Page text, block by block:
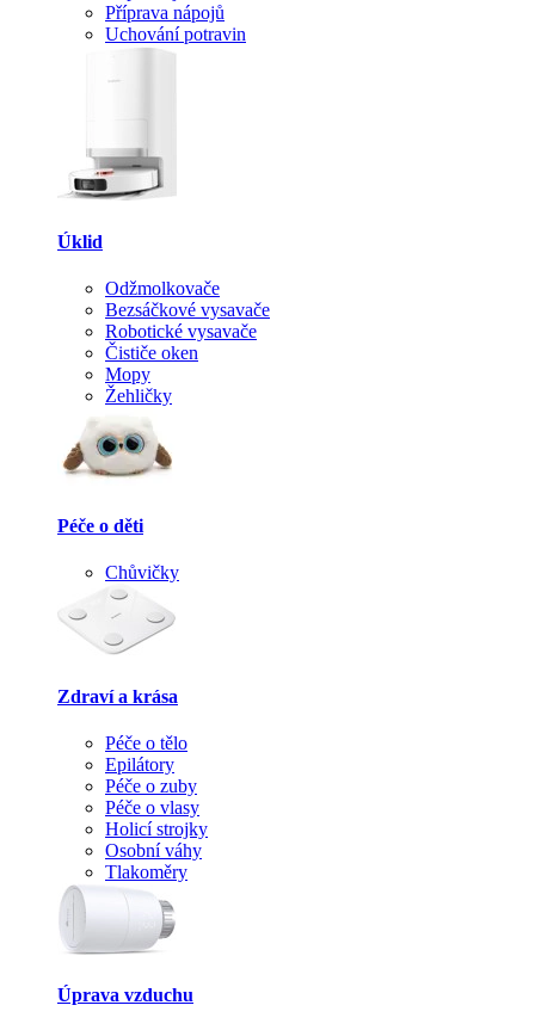
Příprava nápojů
Uchování potravin
Úklid
Odžmolkovače
Bezsáčkové vysavače
Robotické vysavače
Čističe oken
Mopy
Žehličky
Péče o děti
Chůvičky
Zdraví a krása
Péče o tělo
Epilátory
Péče o zuby
Péče o vlasy
Holicí strojky
Osobní váhy
Tlakoměry
Úprava vzduchu